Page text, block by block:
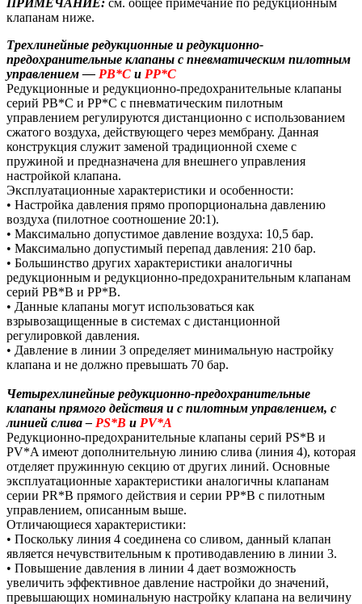
ПРИМЕЧАНИЕ: см. общее примечание по редукционным
клапанам ниже.
Трехлинейные редукционные и редукционно-
предохранительные клапаны с пневматическим пилотным
управлением — PB*C и PP*C
Редукционные и редукционно-предохранительные клапаны
серий PB*C и PP*C с пневматическим пилотным
управлением регулируются дистанционно с использованием
сжатого воздуха, действующего через мембрану. Данная
конструкция служит заменой традиционной схеме с
пружиной и предназначена для внешнего управления
настройкой клапана.
Эксплуатационные характеристики и особенности:
• Настройка давления прямо пропорциональна давлению
воздуха (пилотное соотношение 20:1).
• Максимально допустимое давление воздуха: 10,5 бар.
• Максимально допустимый перепад давления: 210 бар.
• Большинство других характеристики аналогичны
редукционным и редукционно-предохранительным клапанам
серий PB*B и PP*B.
• Данные клапаны могут использоваться как
взрывозащищенные в системах с дистанционной
регулировкой давления.
• Давление в линии 3 определяет минимальную настройку
клапана и не должно превышать 70 бар.
Четырехлинейные редукционно-предохранительные
клапаны прямого действия и с пилотным управлением, с
линией слива – PS*B и PV*A
Редукционно-предохранительные клапаны серий PS*B и
PV*A имеют дополнительную линию слива (линия 4), которая
отделяет пружинную секцию от других линий. Основные
эксплуатационные характеристики аналогичны клапанам
серии PR*B прямого действия и серии PP*B с пилотным
управлением, описанным выше.
Отличающиеся характеристики:
• Поскольку линия 4 соединена со сливом, данный клапан
является нечувствительным к противодавлению в линии 3.
• Повышение давления в линии 4 дает возможность
увеличить эффективное давление настройки до значений,
превышающих номинальную настройку клапана на величину